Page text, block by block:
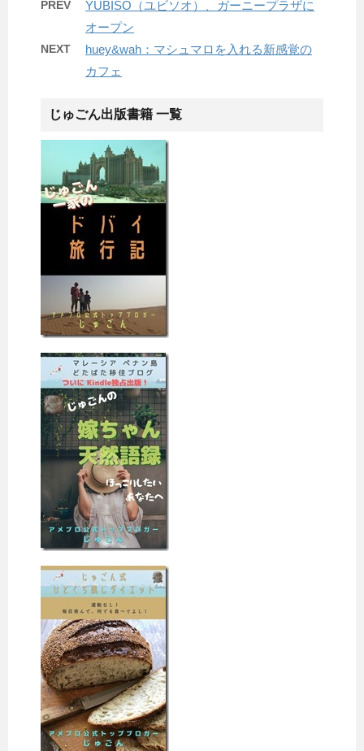
PREV
YUBISO（ユビソオ）、ガーニープラザに
オープン
NEXT
huey&wah：マシュマロを入れる新感覚の
カフェ
じゅごん出版書籍 一覧